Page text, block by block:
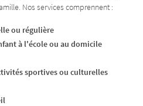
Nos services comprennent :
ou régulière
à l'école ou au domicile
sportives ou culturelles